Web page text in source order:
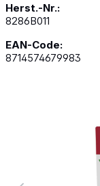
Herst.-Nr.:
8286B011
EAN-Code:
8714574679983
Bildergalerie